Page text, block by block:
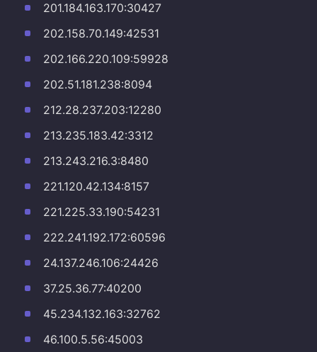
201.184.163.170:30427
202.158.70.149:42531
202.166.220.109:59928
202.51.181.238:8094
212.28.237.203:12280
213.235.183.42:3312
213.243.216.3:8480
221.120.42.134:8157
221.225.33.190:54231
222.241.192.172:60596
24.137.246.106:24426
37.25.36.77:40200
45.234.132.163:32762
46.100.5.56:45003